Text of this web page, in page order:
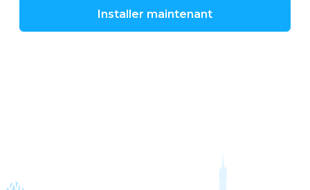
Installer maintenant